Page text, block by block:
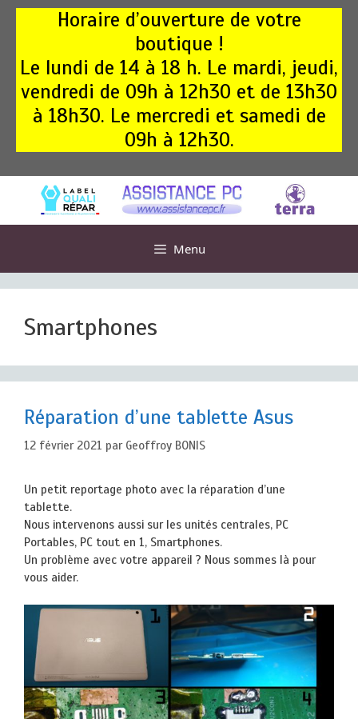
Aller
Horaire d’ouverture de votre
boutique !
Le lundi de 14 à 18 h. Le mardi, jeudi,
vendredi de 09h à 12h30 et de 13h30
à 18h30. Le mercredi et samedi de
09h à 12h30.
Menu
Smartphones
Réparation d’une tablette Asus
12 février 2021 par Geoffroy BONIS
Un petit reportage photo avec la réparation d’une
tablette.
Nous intervenons aussi sur les unités centrales, PC
Portables, PC tout en 1, Smartphones.
Un problème avec votre appareil ? Nous sommes là pour
vous aider.